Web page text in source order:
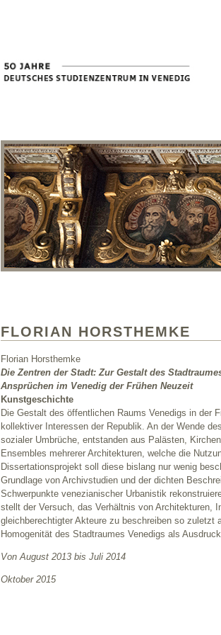
FLORIAN HORSTHEMKE
Florian Horsthemke
Die Zentren der Stadt: Zur Gestalt des
Ansprüchen im Venedig der Frühen Neuzeit
Kunstgeschichte
Die Gestalt des öffentlichen Raums Venedigs in der
kollektiver Interessen der Republik. An der Wende
sozialer Umbrüche, entstanden aus Palästen,
Ensembles mehrerer Architekturen, welche die
Dissertationsprojekt soll diese bislang nur wenig
Grundlage von Archivstudien und der dichten
Schwerpunkte venezianischer Urbanistik
stellt der Versuch, das Verhältnis von Architekturen,
gleichberechtigter Akteure zu beschreiben so zuletzt
Homogenität des Stadtraumes Venedigs als
Von August 2013 bis Juli 2014
Oktober 2015